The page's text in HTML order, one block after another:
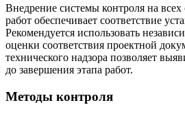
Внедрение системы контроля на
работ обеспечивает соответствие
Рекомендуется использовать
оценки соответствия проектной
технического надзора позволяет
до завершения этапа работ.
Методы контроля